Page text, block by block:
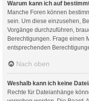
Warum kann ich auf
Manche Foren können
sein. Um diese einzusehen,
Vorgänge durchzuführen,
Berechtigungen. Frage einen
entsprechenden
Nach oben
Weshalb kann ich keine
Rechte für Dateianhänge